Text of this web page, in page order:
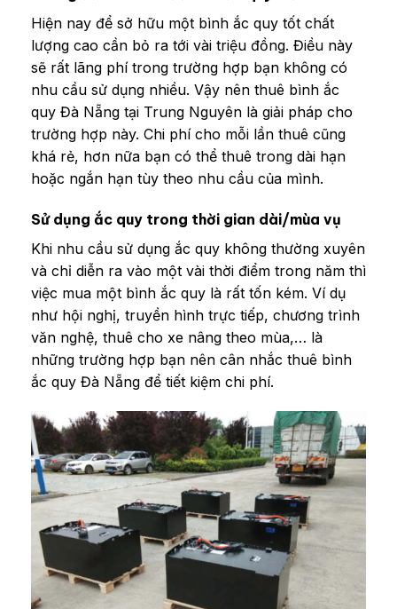
Hiện nay để sở hữu một bình ắc quy tốt chất
lượng cao cần bỏ ra tới vài triệu đồng. Điều này
sẽ rất lãng phí trong trường hợp bạn không có
nhu cầu sử dụng nhiều. Vậy nên thuê bình ắc
quy Đà Nẵng tại Trung Nguyên là giải pháp cho
trường hợp này. Chi phí cho mỗi lần thuê cũng
khá rẻ, hơn nữa bạn có thể thuê trong dài hạn
hoặc ngắn hạn tùy theo nhu cầu của mình.
Sử dụng ắc quy trong thời gian dài/mùa vụ
Khi nhu cầu sử dụng ắc quy không thường xuyên
và chỉ diễn ra vào một vài thời điểm trong năm thì
việc mua một bình ắc quy là rất tốn kém. Ví dụ
như hội nghị, truyền hình trực tiếp, chương trình
văn nghệ, thuê cho xe nâng theo mùa,… là
những trường hợp bạn nên cân nhắc thuê bình
ắc quy Đà Nẵng để tiết kiệm chi phí.